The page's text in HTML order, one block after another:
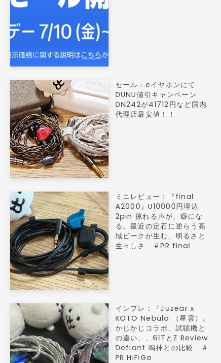
セール：eイヤホンにて
DUNU値引キャンペーン
DN242が41712円など国内
代理店最安値！！
ミニレビュー：『final
A2000』U10000円埋込
2pin 掠れる声が、癖にな
る。最近の定石に逆らう高
域ピークが生む、明るさと
生々しさ ＃PR final
インプレ：『Juzear x
KOTO Nebula （星雲）』
かじかじコラボ、試聴機と
の違い、、61TとZ Review
Defiant 鳴神との比較 ＃
PR HiFiGo